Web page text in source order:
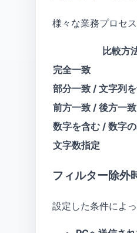
様々な業務プロセ
比較方
完全一致
部分一致 / 文字列
前方一致 / 後方一致
数字を含む / 数字
文字数指定
フィルター除外
設定した条件によ